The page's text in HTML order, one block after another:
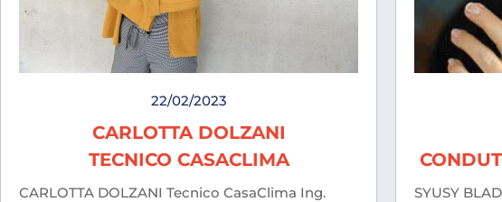
22/02/2023
CARLOTTA DOLZANI
TECNICO CASACLIMA
CARLOTTA DOLZANI Tecnico CasaClima Ing.
SYUSY